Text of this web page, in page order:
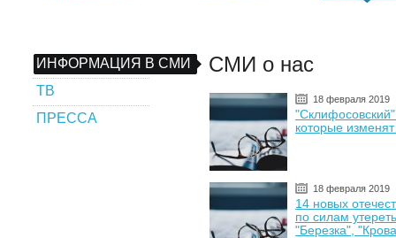
ИНФОРМАЦИЯ В СМИ
ТВ
ПРЕССА
СМИ о нас
18 февраля 2019
которые
18 февраля 2019
14 новых
по силам
"Березка",